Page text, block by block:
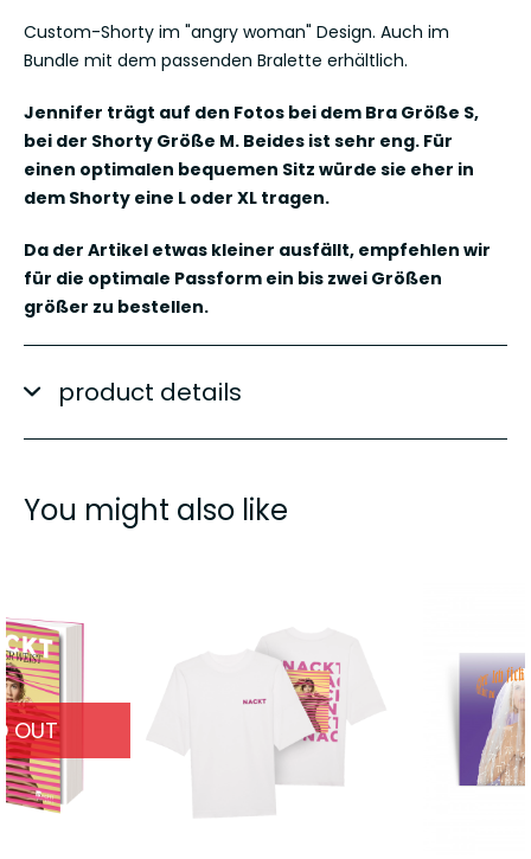
Custom-Shorty im "angry woman" Design. Auch im
Bundle mit dem passenden Bralette erhältlich.
Jennifer trägt auf den Fotos bei dem Bra Größe S,
bei der Shorty Größe M. Beides ist sehr eng. Für
einen optimalen bequemen Sitz würde sie eher in
dem Shorty eine L oder XL tragen.
Da der Artikel etwas kleiner ausfällt, empfehlen wir
für die optimale Passform ein bis zwei Größen
größer zu bestellen.
product details
You might also like
OUT